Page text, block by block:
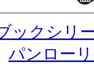
ックシリ
パンロー